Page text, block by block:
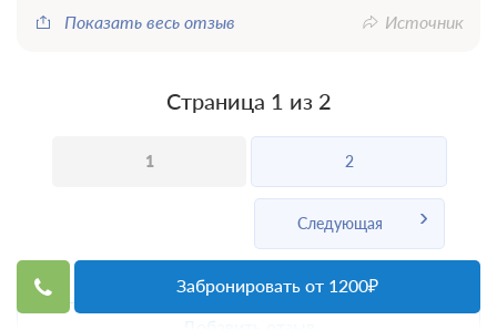
Показать весь отзыв
Источник
Страница 1 из 2
1 2
Следующая
Забронировать от 1200₽